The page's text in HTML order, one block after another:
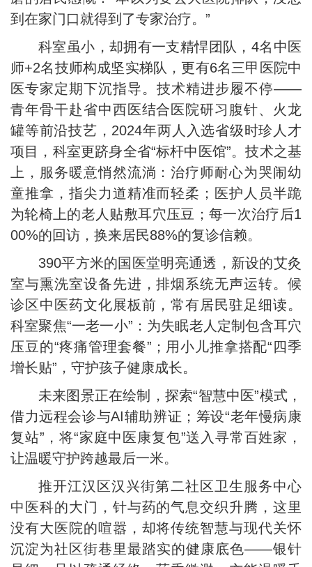
到在家门口就得到了专家治疗。”
科室虽小，却拥有一支精悍团队，4名中医
师+2名技师构成坚实梯队，更有6名三甲医院中
医专家定期下沉指导。技术精进步履不停——
青年骨干赴省中西医结合医院研习腹针、火龙
罐等前沿技艺，2024年两人入选省级时珍人才
项目，科室更跻身全省“标杆中医馆”。技术之基
上，服务暖意悄然流淌：治疗师耐心为哭闹幼
童推拿，指尖力道精准而轻柔；医护人员半跪
为轮椅上的老人贴敷耳穴压豆；每一次治疗后1
00%的回访，换来居民88%的复诊信赖。
390平方米的国医堂明亮通透，新设的艾灸
室与熏洗室设备先进，排烟系统无声运转。候
诊区中医药文化展板前，常有居民驻足细读。
科室聚焦“一老一小”：为失眠老人定制包含耳穴
压豆的“疼痛管理套餐”；用小儿推拿搭配“四季
增长贴”，守护孩子健康成长。
未来图景正在绘制，探索“智慧中医”模式，
借力远程会诊与AI辅助辨证；筹设“老年慢病康
复站”，将“家庭中医康复包”送入寻常百姓家，
让温暖守护跨越最后一米。
推开江汉区汉兴街第二社区卫生服务中心
中医科的大门，针与药的气息交织升腾，这里
没有大医院的喧嚣，却将传统智慧与现代关怀
沉淀为社区街巷里最踏实的健康底色——银针